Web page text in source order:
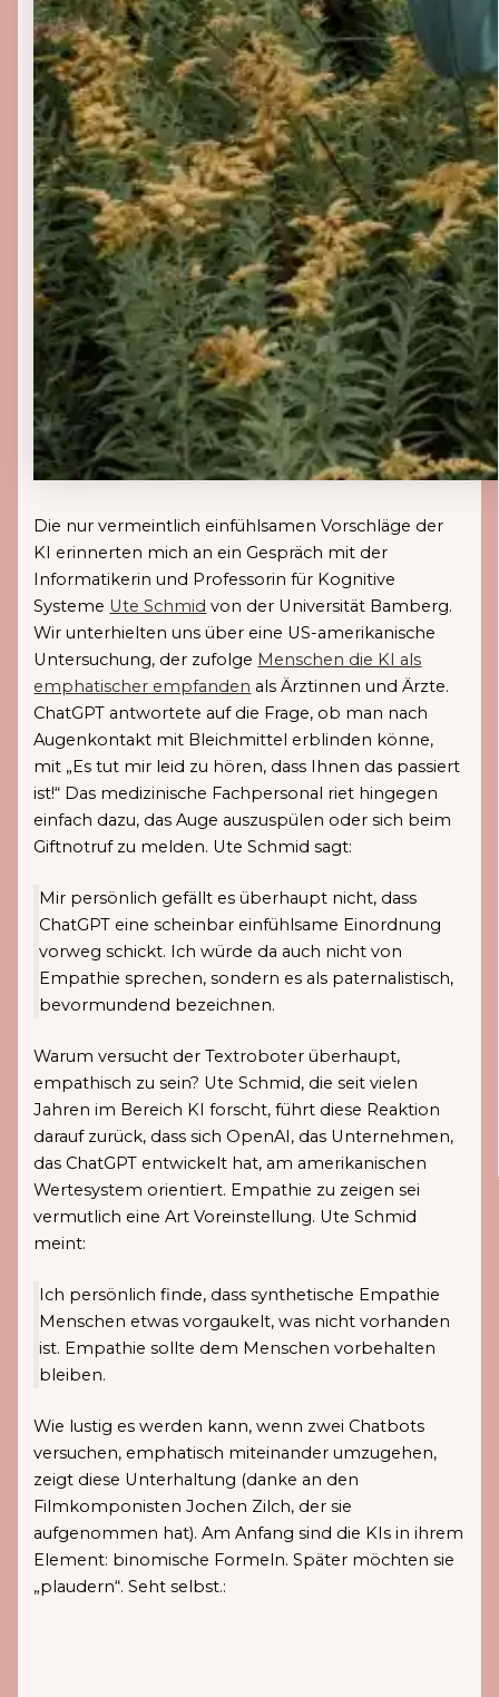
Die nur vermeintlich einfühlsamen Vorschläge der
KI erinnerten mich an ein Gespräch mit der
Informatikerin und Professorin für Kognitive
Systeme Ute Schmid von der Universität Bamberg.
Wir unterhielten uns über eine US-amerikanische
Untersuchung, der zufolge Menschen die KI als
emphatischer empfanden als Ärztinnen und Ärzte.
ChatGPT antwortete auf die Frage, ob man nach
Augenkontakt mit Bleichmittel erblinden könne,
mit „Es tut mir leid zu hören, dass Ihnen das passiert
ist!“ Das medizinische Fachpersonal riet hingegen
einfach dazu, das Auge auszuspülen oder sich beim
Giftnotruf zu melden. Ute Schmid sagt:
Mir persönlich gefällt es überhaupt nicht, dass
ChatGPT eine scheinbar einfühlsame Einordnung
vorweg schickt. Ich würde da auch nicht von
Empathie sprechen, sondern es als paternalistisch,
bevormundend bezeichnen.
Warum versucht der Textroboter überhaupt,
empathisch zu sein? Ute Schmid, die seit vielen
Jahren im Bereich KI forscht, führt diese Reaktion
darauf zurück, dass sich OpenAI, das Unternehmen,
das ChatGPT entwickelt hat, am amerikanischen
Wertesystem orientiert. Empathie zu zeigen sei
vermutlich eine Art Voreinstellung. Ute Schmid
meint:
Ich persönlich finde, dass synthetische Empathie
Menschen etwas vorgaukelt, was nicht vorhanden
ist. Empathie sollte dem Menschen vorbehalten
bleiben.
Wie lustig es werden kann, wenn zwei Chatbots
versuchen, emphatisch miteinander umzugehen,
zeigt diese Unterhaltung (danke an den
Filmkomponisten Jochen Zilch, der sie
aufgenommen hat). Am Anfang sind die KIs in ihrem
Element: binomische Formeln. Später möchten sie
„plaudern“. Seht selbst.: